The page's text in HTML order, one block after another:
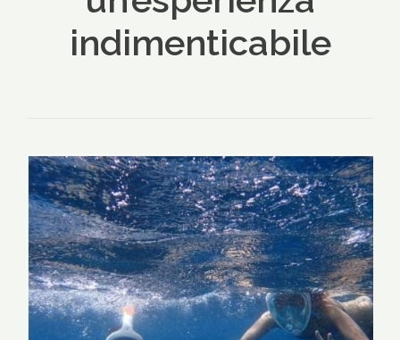
indimenticabile